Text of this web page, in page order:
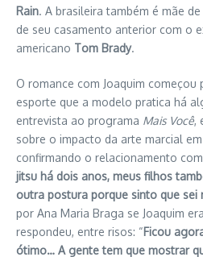
Rain. A brasileira também é mãe de
de seu casamento anterior com o
americano Tom Brady.
O romance com Joaquim
esporte que a modelo pratica há
entrevista ao programa Mais Você,
sobre o impacto da arte marcial
confirmando o relacionamento
jitsu há dois anos, meus filhos
outra postura porque sinto que sei
por Ana Maria Braga se Joaquim
respondeu, entre risos: “Ficou
ótimo… A gente tem que mostrar